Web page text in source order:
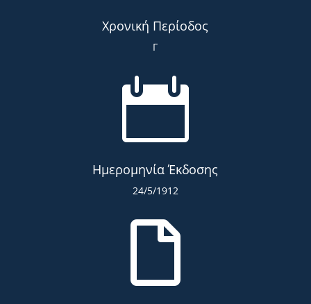
Χρονική Περίοδος
Γ

Ημερομηνία Έκδοσης
24/5/1912
